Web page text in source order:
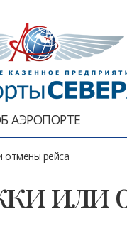
АЭРОПОРТЕ
отмены рейса
или